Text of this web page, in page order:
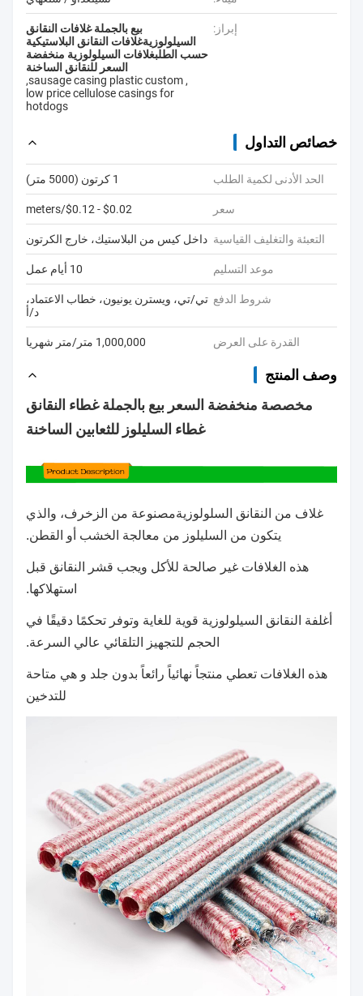
إبراز:
بيع بالجملة غلافات النقانق
السيلولوزيةغلافات النقانق البلاستيكية
حسب الطلبغلافات السيلولوزية منخفضة
السعر للنقانق الساخنة
,
sausage casing plastic custom
,
low price cellulose casings for
hotdogs
خصائص التداول
الحد الأدنى لكمية الطلب 1 كرتون (5000 متر)
سعر $0.02 - $0.12/meters
التعبئة والتغليف القياسية داخل كيس من البلاستيك، خارج الكرتون
موعد التسليم 10 أيام عمل
شروط الدفع تي/تي، ويسترن يونيون، خطاب الاعتماد،
د/أ
القدرة على العرض 1,000,000 متر/متر شهريا
وصف المنتج
مخصصة منخفضة السعر بيع بالجملة غطاء النقانق
غطاء السليلوز للثعابين الساخنة
غلاف من النقانق السلولوزيةمصنوعة من الزخرف، والذي
يتكون من السليلوز من معالجة الخشب أو القطن.
هذه الغلافات غير صالحة للأكل ويجب قشر النقانق قبل
استهلاكها.
أغلفة النقانق السيلولوزية قوية للغاية وتوفر تحكمًا دقيقًا في
الحجم للتجهيز التلقائي عالي السرعة.
هذه الغلافات تعطي منتجاً نهائياً رائعاً بدون جلد و هي متاحة
للتدخين